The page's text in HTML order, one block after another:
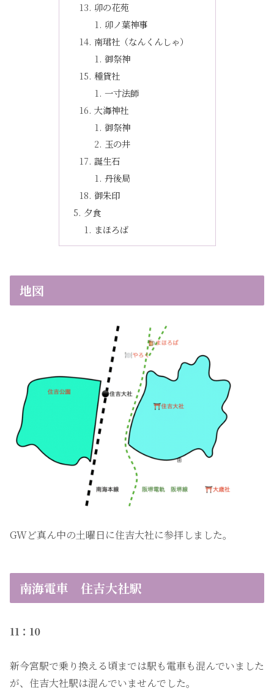
卯の花苑
卯ノ葉神事
南珺社（なんくんしゃ）
御祭神
種貸社
一寸法師
大海神社
御祭神
玉の井
誕生石
丹後局
御朱印
夕食
まほろば
地図
GWど真ん中の土曜日に住吉大社に参拝しました。
南海電車 住吉大社駅
11：10
新今宮駅で乗り換える頃までは駅も電車も混んでいました
が、住吉大社駅は混んでいませんでした。